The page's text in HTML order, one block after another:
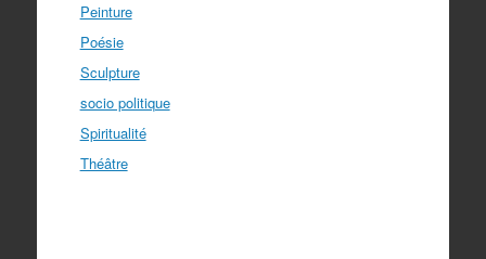
Peinture
Poésie
Sculpture
socio politique
Spiritualité
Théâtre